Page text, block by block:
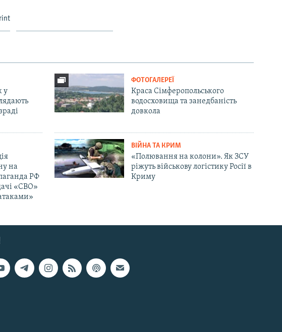
у
ФОТОГАЛЕРЕЇ
Краса Сімферопольського
водосховища та занедбаність
довкола
на
РФ
«СВО»
ВІЙНА ТА КРИМ
«Полювання на колони». Як ЗСУ
ріжуть військову логістику Росії в
Криму